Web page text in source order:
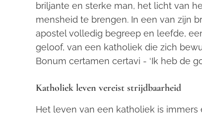
briljante en sterke man, het licht van
mensheid te brengen. In een van zijn
apostel volledig begreep en leefde,
geloof, van een katholiek die zich
Bonum certamen certavi - ‘Ik heb de
Katholiek leven vereist strijdbaarheid
Het leven van een katholiek is